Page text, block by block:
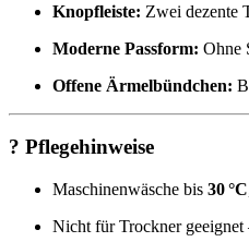
Knopfleiste: Zwei dezente
Moderne Passform: Ohne
Offene Ärmelbündchen:
? Pflegehinweise
Maschinenwäsche bis 30 °C
Nicht für Trockner